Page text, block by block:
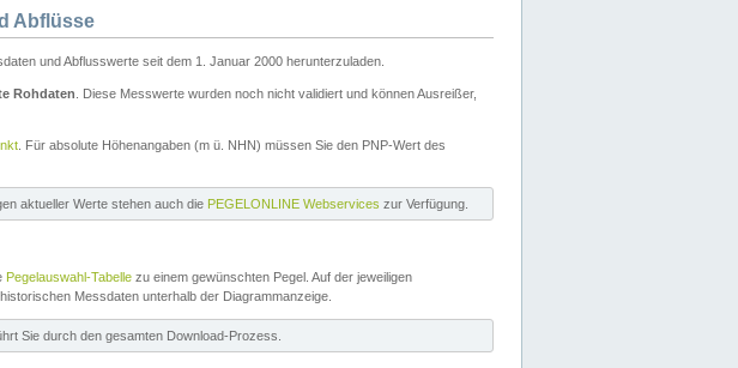
Abflüsse
und Abflusswerte seit dem 1. Januar 2000 herunterzuladen.
Rohdaten . Diese Messwerte wurden noch nicht validiert und können Ausreißer,
. Für absolute Höhenangaben (m ü. NHN) müssen Sie den PNP-Wert des
aktueller Werte stehen auch die PEGELONLINE Webservices zur Verfügung.
Pegelauswahl-Tabelle zu einem gewünschten Pegel. Auf der jeweiligen
Messdaten unterhalb der Diagrammanzeige.
Sie durch den gesamten Download-Prozess.